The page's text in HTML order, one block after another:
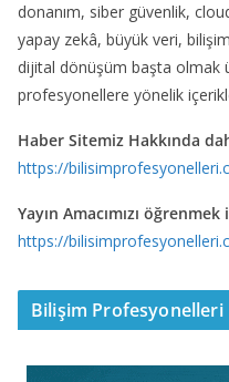
donanım, siber güvenlik,
yapay zekâ, büyük veri,
dijital dönüşüm başta olmak
profesyonellere yönelik
Haber Sitemiz Hakkında
https://
Yayın Amacımızı öğrenmek
https://
Bilişim